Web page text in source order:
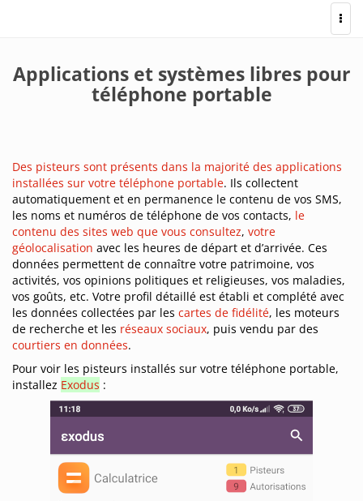
Applications et systèmes libres pour
téléphone portable
Des pisteurs sont présents dans la majorité des applications
installées sur votre téléphone portable. Ils collectent
automatiquement et en permanence le contenu de vos SMS,
les noms et numéros de téléphone de vos contacts, le
contenu des sites web que vous consultez, votre
géolocalisation avec les heures de départ et d’arrivée. Ces
données permettent de connaître votre patrimoine, vos
activités, vos opinions politiques et religieuses, vos maladies,
vos goûts, etc. Votre profil détaillé est établi et complété avec
les données collectées par les cartes de fidélité, les moteurs
de recherche et les réseaux sociaux, puis vendu par des
courtiers en données.
Pour voir les pisteurs installés sur votre téléphone portable,
installez Exodus :